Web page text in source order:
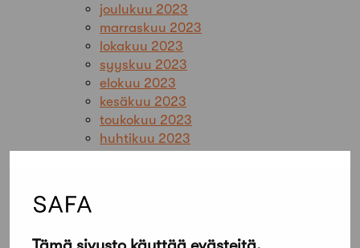
joulukuu 2023
marraskuu 2023
lokakuu 2023
syyskuu 2023
elokuu 2023
kesäkuu 2023
toukokuu 2023
huhtikuu 2023